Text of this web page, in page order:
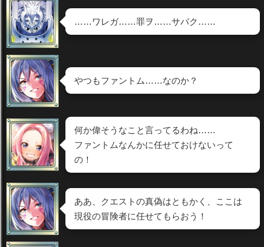
……ワレガ……罪ヲ……サバク……
やつもファントム……なのか？
何か偉そうなこと言ってるわね……
ファントムなんかに任せておけないって
の！
ああ、クエストの真偽はともかく、ここは
現役の冒険者に任せてもらおう！